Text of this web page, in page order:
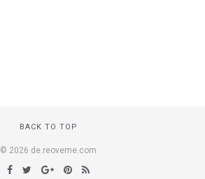
BACK TO TOP
© 2026 de.reoveme.com